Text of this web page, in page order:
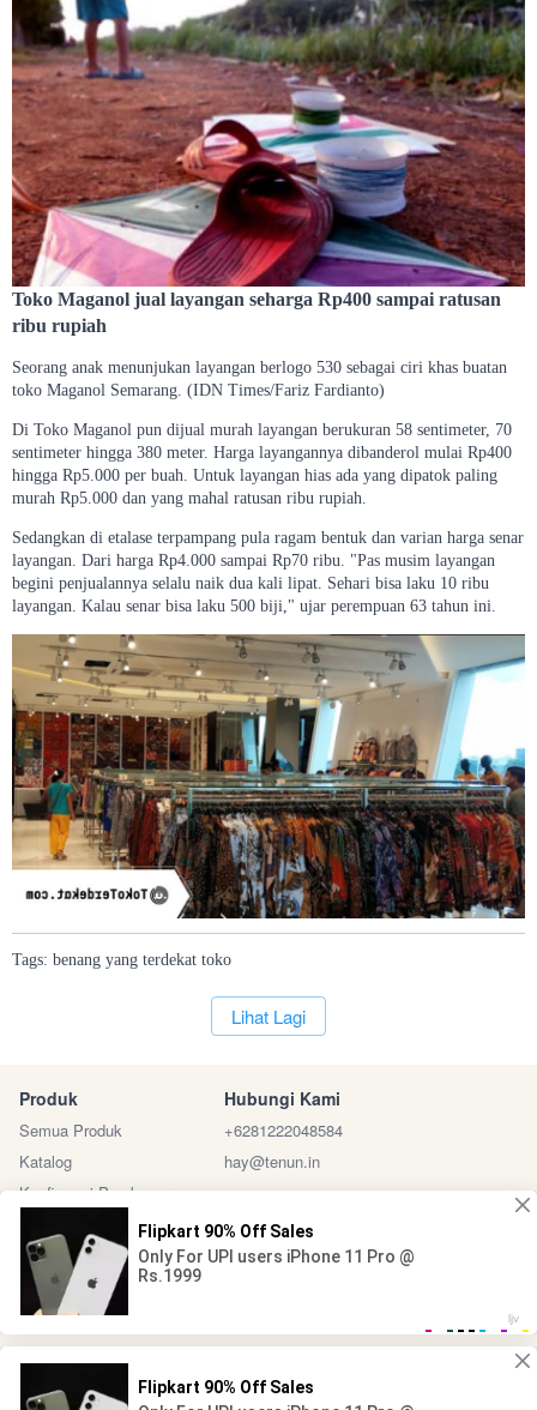
Toko Maganol jual layangan seharga Rp400 sampai ratusan
ribu rupiah
Seorang anak menunjukan layangan berlogo 530 sebagai ciri khas buatan
toko Maganol Semarang. (IDN Times/Fariz Fardianto)
Di Toko Maganol pun dijual murah layangan berukuran 58 sentimeter, 70
sentimeter hingga 380 meter. Harga layangannya dibanderol mulai Rp400
hingga Rp5.000 per buah. Untuk layangan hias ada yang dipatok paling
murah Rp5.000 dan yang mahal ratusan ribu rupiah.
Sedangkan di etalase terpampang pula ragam bentuk dan varian harga senar
layangan. Dari harga Rp4.000 sampai Rp70 ribu. "Pas musim layangan
begini penjualannya selalu naik dua kali lipat. Sehari bisa laku 10 ribu
layangan. Kalau senar bisa laku 500 biji," ujar perempuan 63 tahun ini.
Tags: benang yang terdekat toko
`Lihat Lagi
Produk
Semua Produk
Katalog
Konfirmasi Pembayaran
Hubungi Kami
+6281222048584
hay@tenun.in
Sosial Media Marketplace